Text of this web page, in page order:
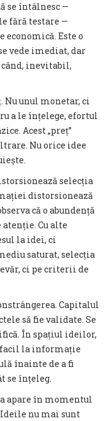
se întâlnesc —
fără testare —
Este o
vede imediat, dar
când, inevitabil,
Nu unul monetar, ci
a le înțelege, efortul
Acest „preț”
Nu orice idee
selecția
distorsionează
că o abundență
Cu alte
la idei, ci
saturat, selecția
ci pe criterii de
Capitalul
să fie validate. Se
În spațiul ideilor,
facil la informație
înainte de a fi
se înțeleg.
apare în momentul
nu mai sunt